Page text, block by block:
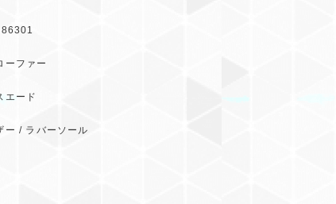
ファー
ード
/ ラバーソール